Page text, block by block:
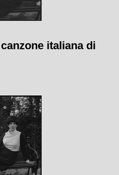
italiana di